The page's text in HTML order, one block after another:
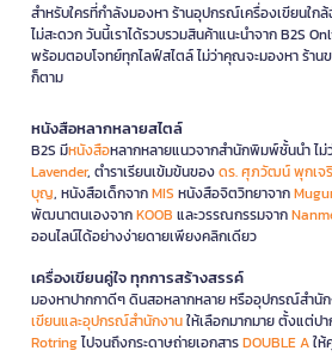
สำหรับใครที่กำลังมองหา ร้านอุปกรณ์เครื่องเขียนใก
ไม่สะดวก วันนี้เราได้รวบรวมสินค้าแนะนำจาก B2S
พร้อมตอบโจทย์ทุกไลฟ์สไตล์ ไม่ว่าคุณจะมองหา ร้าน
ก็ตาม
หนังสือหลากหลายสไตล์
B2S มีหนังสือหลากหลายแนวจากสำนักพิมพ์ชั้นนำ ไม่
Lavender, ตำราเรียนเข้มข้นของดร. ศุภวัฒน์ พุกเ
บุญ, หนังสือเด็กจากMIS หนังสือจิตวิทยาจาก
พัฒนาตนเองจากKOOB และวรรณกรรมจาก
ออนไลน์ได้อย่างง่ายดายเพียงคลิกเดียว
เครื่องเขียนคู่ใจ ทุกการสร้างสรรค์
มองหาปากกาดีๆ ดินสอหลากหลาย หรืออุปกรณ์สำนั
เขียนและอุปกรณ์สำนักงานให้เลือกมากมาย ตั้งแต่ป
Rotringไปจนถึงกระดาษถ่ายเอกสารDOUBLE Aให้